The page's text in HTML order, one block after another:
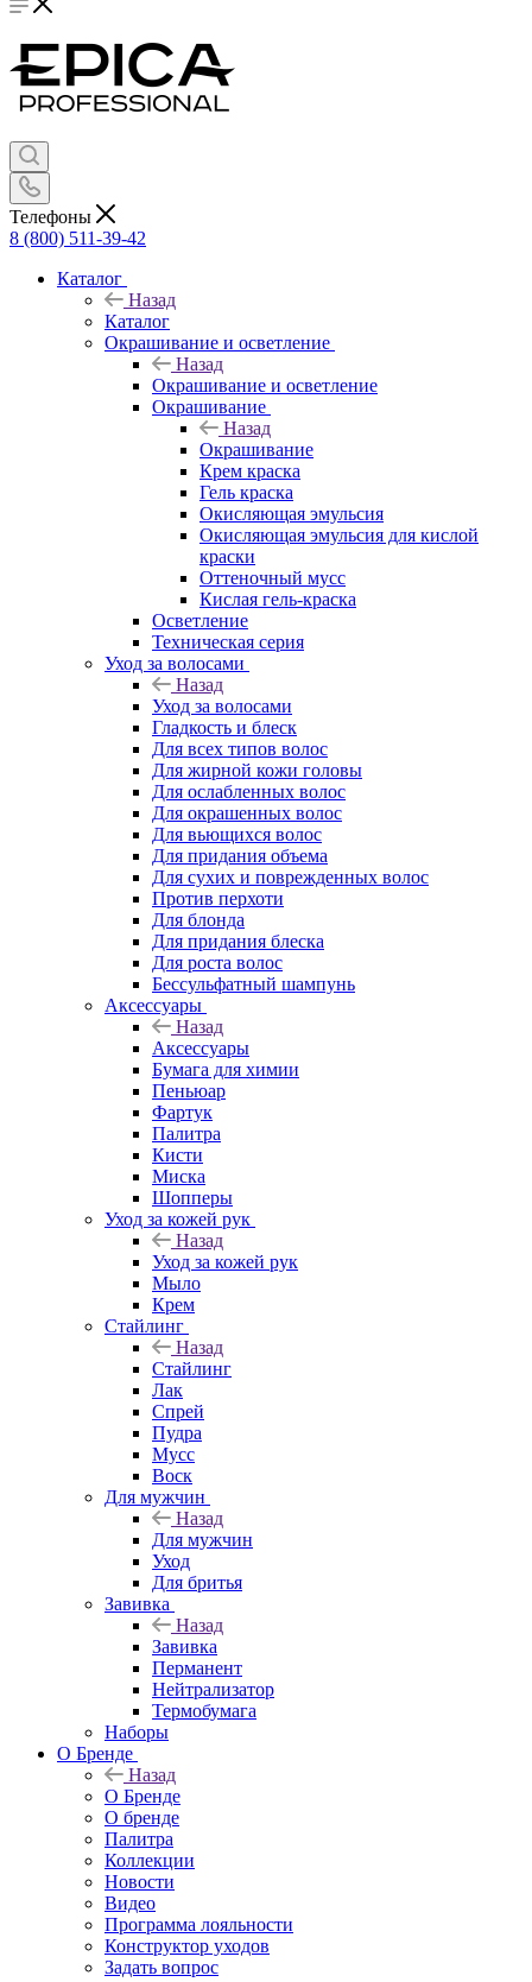
Телефоны
8 (800) 511-39-42
Каталог
Назад
Каталог
Окрашивание и осветление
Назад
Окрашивание и осветление
Окрашивание
Назад
Окрашивание
Крем краска
Гель краска
Окисляющая эмульсия
Окисляющая эмульсия для кислой
краски
Оттеночный мусс
Кислая гель-краска
Осветление
Техническая серия
Уход за волосами
Назад
Уход за волосами
Гладкость и блеск
Для всех типов волос
Для жирной кожи головы
Для ослабленных волос
Для окрашенных волос
Для вьющихся волос
Для придания объема
Для сухих и поврежденных волос
Против перхоти
Для блонда
Для придания блеска
Для роста волос
Бессульфатный шампунь
Аксессуары
Назад
Аксессуары
Бумага для химии
Пеньюар
Фартук
Палитра
Кисти
Миска
Шопперы
Уход за кожей рук
Назад
Уход за кожей рук
Мыло
Крем
Стайлинг
Назад
Стайлинг
Лак
Спрей
Пудра
Мусс
Воск
Для мужчин
Назад
Для мужчин
Уход
Для бритья
Завивка
Назад
Завивка
Перманент
Нейтрализатор
Термобумага
Наборы
О Бренде
Назад
О Бренде
О бренде
Палитра
Коллекции
Новости
Видео
Программа лояльности
Конструктор уходов
Задать вопрос